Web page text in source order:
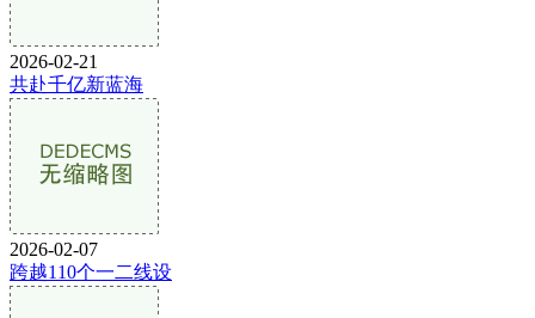
2026-02-21
共赴千亿新蓝海
2026-02-07
跨越110个一二线设